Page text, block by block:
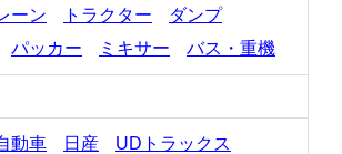
ーン トラクター
ダンプ
パッカー ミキサー バス・重機
動車 日産
UDトラックス